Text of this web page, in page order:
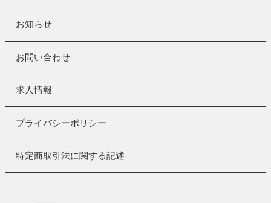
お知らせ
お問い合わせ
求人情報
プライバシーポリシー
特定商取引法に関する記述